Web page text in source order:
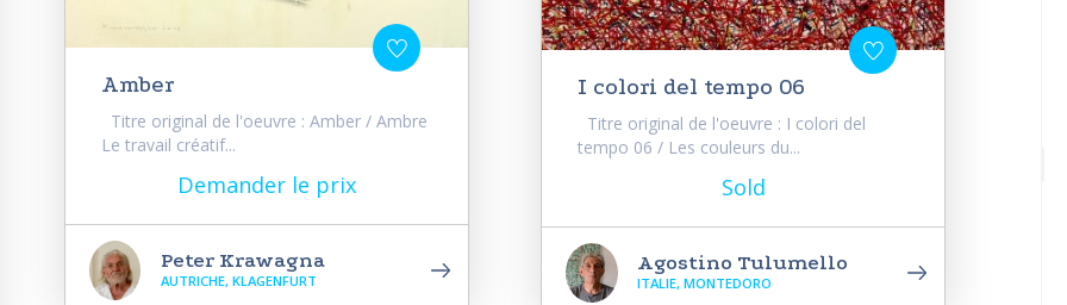
Amber
Titre original de l'oeuvre : Amber / Ambre
Le travail créatif...
Demander le prix
Peter Krawagna
AUTRICHE, KLAGENFURT
I colori del tempo 06
Titre original de l'oeuvre : I colori del
tempo 06 / Les couleurs du...
Sold
Agostino Tulumello
ITALIE, MONTEDORO